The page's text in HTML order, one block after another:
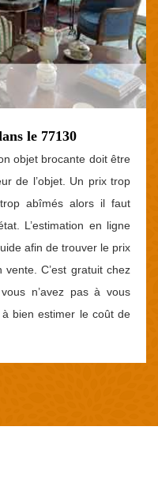
le 77130
objet brocante doit être
de l’objet. Un prix trop
abîmés alors il faut
L’estimation en ligne
afin de trouver le prix
C’est gratuit chez
n’avez pas à vous
bien estimer le coût de